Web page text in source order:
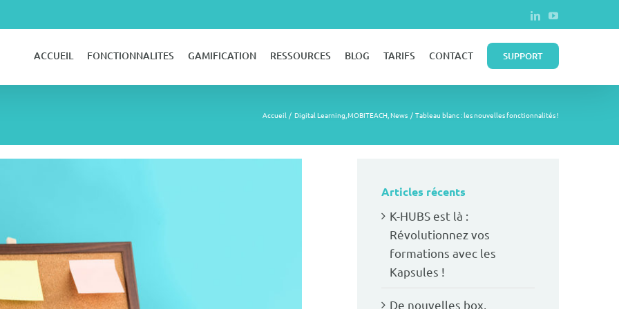
LinkedInYouTube
ACCUEIL FONCTIONNALITES GAMIFICATION RESSOURCES BLOG TARIFS CONTACT SUPPORT
Accueil Digital Learning MOBITEACH News Tableau blanc : les nouvelles fonctionnalités !
Articles récents
K-HUBS est là :
Révolutionnez vos
formations avec les
Kapsules !
De nouvelles box,